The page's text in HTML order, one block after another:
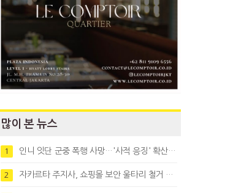
많이 본 뉴스
1 인니 잇단 군중 폭행 사망…'사적 응징' 확산에 법치 우려
2 자카르타 주지사, 쇼핑몰 보안 울타리 철거 요청…"치안 문제없다"